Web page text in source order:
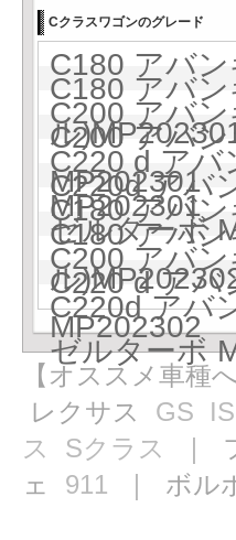
Cクラスワゴンのグレード
C180 アバ
C180 アバ
ル
C200 アバ
C200 アバ
MP202301
C220 d アバ
MP202301
C220d アバ
ゼルターボ
C180 アバ
C180 アバ
ル
C200 アバ
C220 d アバ
MP202302
C220d アバ
ゼルターボ
【オススメ車種
レクサス GS IS
ス
Sクラス ｜
ェ 911 ｜ ボル